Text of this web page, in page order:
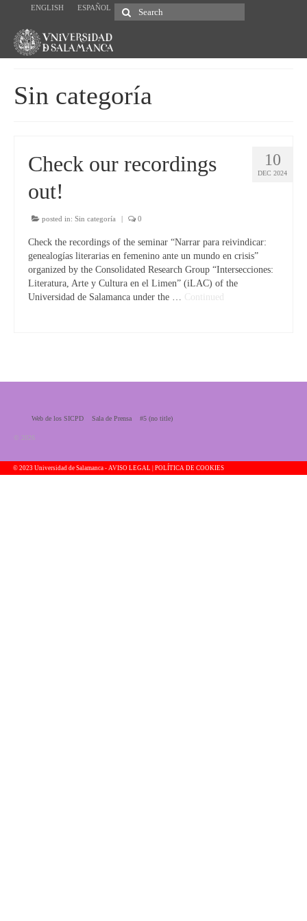
ESPAÑOL
ENGLISH
Search
for:
Sin categoría
10
DEC 2024
Check our recordings
out!
posted in: Sin categoría 0
Check the recordings of the seminar “Narrar para reivindicar:
genealogías literarias en femenino ante un mundo en crisis”
organized by the Consolidated Research Group “Intersecciones:
Literatura, Arte y Cultura en el Limen” (iLAC) of the
Universidad de Salamanca under the … Continued
Web de los SICPD Sala de Prensa #5 (no title)
© 2026
© 2023 Universidad de Salamanca - AVISO LEGAL | POLÍTICA DE COOKIES